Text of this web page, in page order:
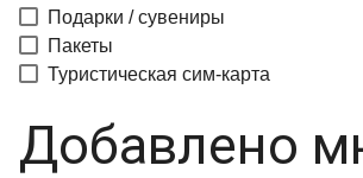
Подарки / сувениры
Пакеты
Туристическая сим-карта
Добавлено